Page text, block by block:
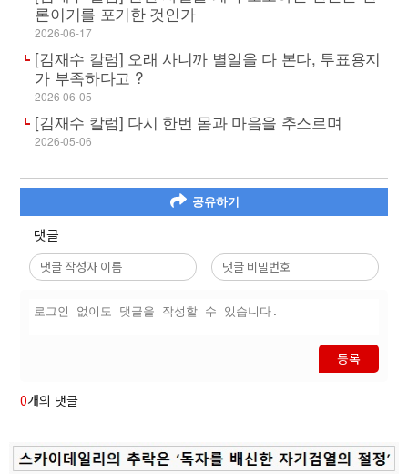
론이기를 포기한 것인가
2026-06-17
[김재수 칼럼] 오래 사니까 별일을 다 본다, 투표용지
가 부족하다고 ?
2026-06-05
[김재수 칼럼] 다시 한번 몸과 마음을 추스르며
2026-05-06
공유하기
댓글
등록
0개의 댓글